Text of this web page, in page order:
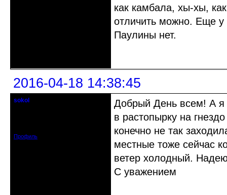
как камбала, хы-хы,
отличить можно. Еще у
Паулины нет.
2016-04-18 14:38:45
sokol
Профиль
Добрый День всем! А я
в растопырку на
конечно не так
местные тоже сейчас
ветер холодный.
С уважением